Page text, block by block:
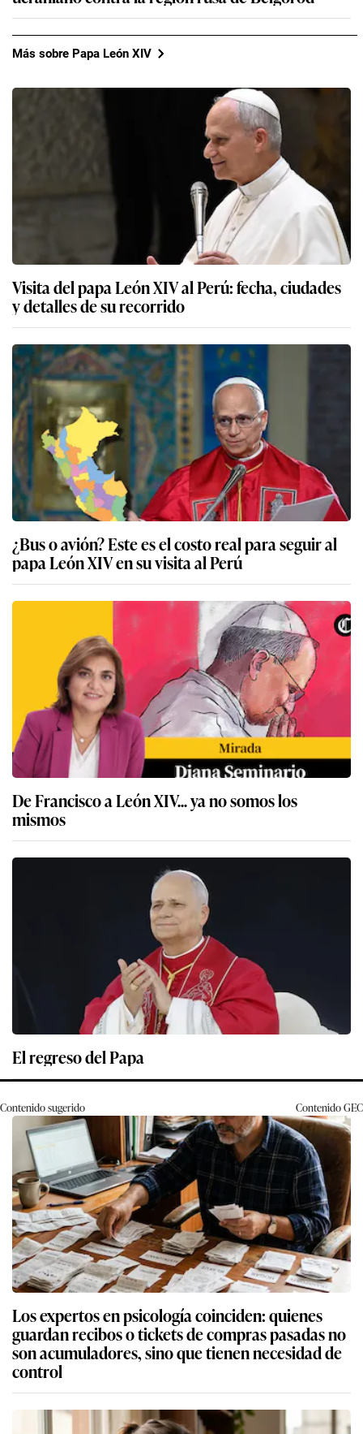
Más sobre Papa León XIV
Visita del papa León XIV al Perú: fecha, ciudades
y detalles de su recorrido
¿Bus o avión? Este es el costo real para seguir al
papa León XIV en su visita al Perú
De Francisco a León XIV... ya no somos los
mismos
El regreso del Papa
Contenido sugerido ContenidoGEC
Los expertos en psicología coinciden: quienes
guardan recibos o tickets de compras pasadas no
son acumuladores, sino que tienen necesidad de
control